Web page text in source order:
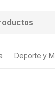
Deporte y